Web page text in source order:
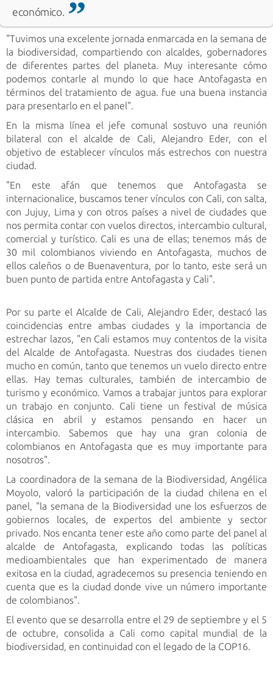
económico.
"Tuvimos una excelente jornada enmarcada en la semana de
la biodiversidad, compartiendo con alcaldes, gobernadores
de diferentes partes del planeta. Muy interesante cómo
podemos contarle al mundo lo que hace Antofagasta en
términos del tratamiento de agua. fue una buena instancia
para presentarlo en el panel".
En la misma línea el jefe comunal sostuvo una reunión
bilateral con el alcalde de Cali, Alejandro Eder, con el
objetivo de establecer vínculos más estrechos con nuestra
ciudad.
"En este afán que tenemos que Antofagasta se
internacionalice, buscamos tener vínculos con Cali, con salta,
con Jujuy, Lima y con otros países a nivel de ciudades que
nos permita contar con vuelos directos, intercambio cultural,
comercial y turístico. Cali es una de ellas; tenemos más de
30 mil colombianos viviendo en Antofagasta, muchos de
ellos caleños o de Buenaventura, por lo tanto, este será un
buen punto de partida entre Antofagasta y Cali".
Por su parte el Alcalde de Cali, Alejandro Eder, destacó las
coincidencias entre ambas ciudades y la importancia de
estrechar lazos, "en Cali estamos muy contentos de la visita
del Alcalde de Antofagasta. Nuestras dos ciudades tienen
mucho en común, tanto que tenemos un vuelo directo entre
ellas. Hay temas culturales, también de intercambio de
turismo y económico. Vamos a trabajar juntos para explorar
un trabajo en conjunto. Cali tiene un festival de música
clásica en abril y estamos pensando en hacer un
intercambio. Sabemos que hay una gran colonia de
colombianos en Antofagasta que es muy importante para
nosotros".
La coordinadora de la semana de la Biodiversidad, Angélica
Moyolo, valoró la participación de la ciudad chilena en el
panel, "la semana de la Biodiversidad une los esfuerzos de
gobiernos locales, de expertos del ambiente y sector
privado. Nos encanta tener este año como parte del panel al
alcalde de Antofagasta, explicando todas las políticas
medioambientales que han experimentado de manera
exitosa en la ciudad, agradecemos su presencia teniendo en
cuenta que es la ciudad donde vive un número importante
de colombianos".
El evento que se desarrolla entre el 29 de septiembre y el 5
de octubre, consolida a Cali como capital mundial de la
biodiversidad, en continuidad con el legado de la COP16.